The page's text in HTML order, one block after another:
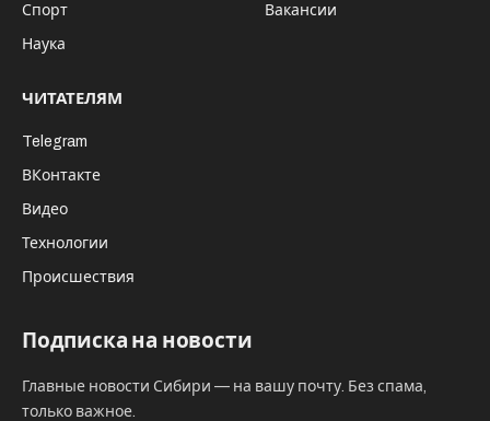
Спорт
Наука
Вакансии
ЧИТАТЕЛЯМ
Telegram
ВКонтакте
Видео
Технологии
Происшествия
Подписка на новости
Главные новости Сибири — на вашу почту. Без спама,
только важное.